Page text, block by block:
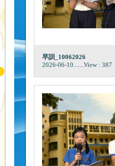
早訓_10062026
2026-06-10.......View : 387